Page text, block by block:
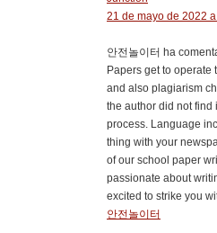
21 de mayo de 2022
안전놀이터 ha
Papers get to
and also plagiarism
the author did not find
process. Language
thing with your
of our school paper
passionate about
excited to strike you
안전놀이터